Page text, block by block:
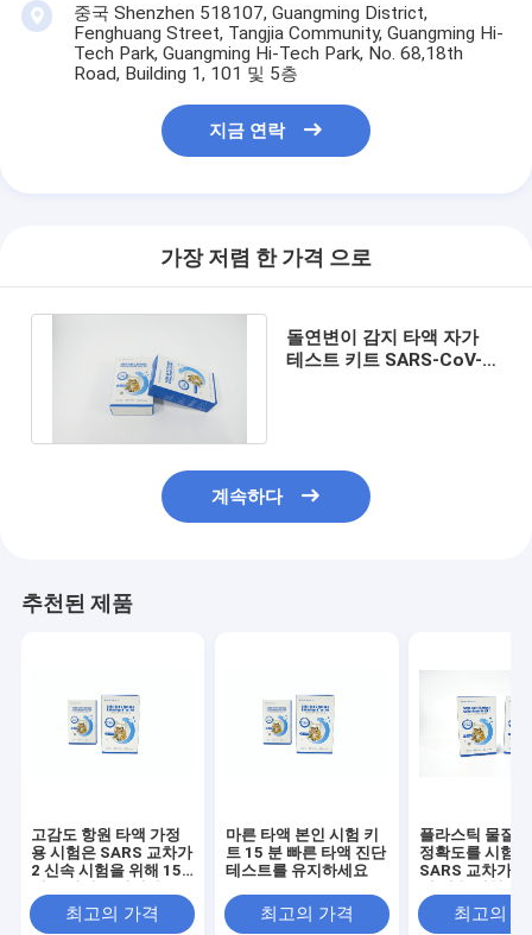
중국 Shenzhen 518107, Guangming District,
Fenghuang Street, Tangjia Community, Guangming Hi-
Tech Park, Guangming Hi-Tech Park, No. 68,18th
Road, Building 1, 101 및 5층
지금 연락
가장 저렴 한 가격 으로
돌연변이 감지 타액 자가
테스트 키트 SARS-CoV-2
계속하다
추천된 제품
고감도 항원 타액 가정
용 시험은 SARS 교차가
2 신속 시험을 위해 15
최고의 가격
마른 타액 본인 시험 키
트 15 분 빠른 타액 진단
테스트를 유지하세요
최고의 가격
플라스틱 물질
정확도를 시험
SARS 교차가 2
최고의